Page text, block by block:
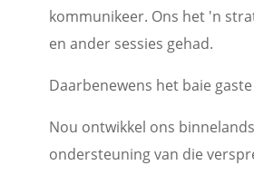
kommunikeer. Ons het 'n
en ander sessies gehad.
Daarbenewens het baie
Nou ontwikkel ons
ondersteuning van die